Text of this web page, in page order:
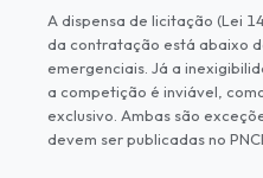
A dispensa de licitação (Lei
da contratação está abaixo
emergenciais. Já a
a competição é inviável,
exclusivo. Ambas são
devem ser publicadas no